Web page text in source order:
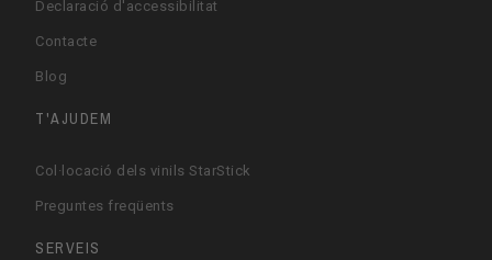
Declaració d'accessibilitat
Contacte
Blog
T'AJUDEM
Col·locació dels vinils StarStick
Preguntes freqüents
SERVEIS